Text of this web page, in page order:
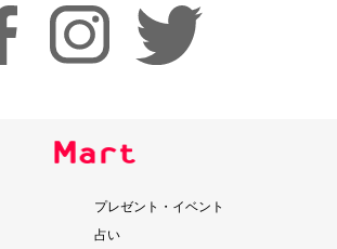
プレゼント・イベント
占い